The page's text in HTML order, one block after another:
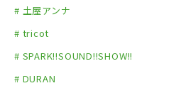
# 土屋アンナ
# tricot
# SPARK!!SOUND!!SHOW!!
# DURAN